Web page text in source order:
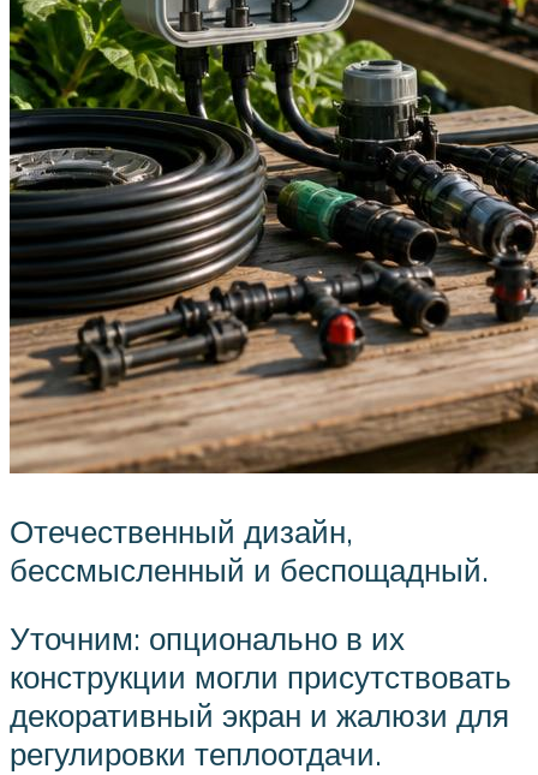
Отечественный дизайн,
бессмысленный и беспощадный.
Уточним: опционально в их
конструкции могли присутствовать
декоративный экран и жалюзи для
регулировки теплоотдачи.